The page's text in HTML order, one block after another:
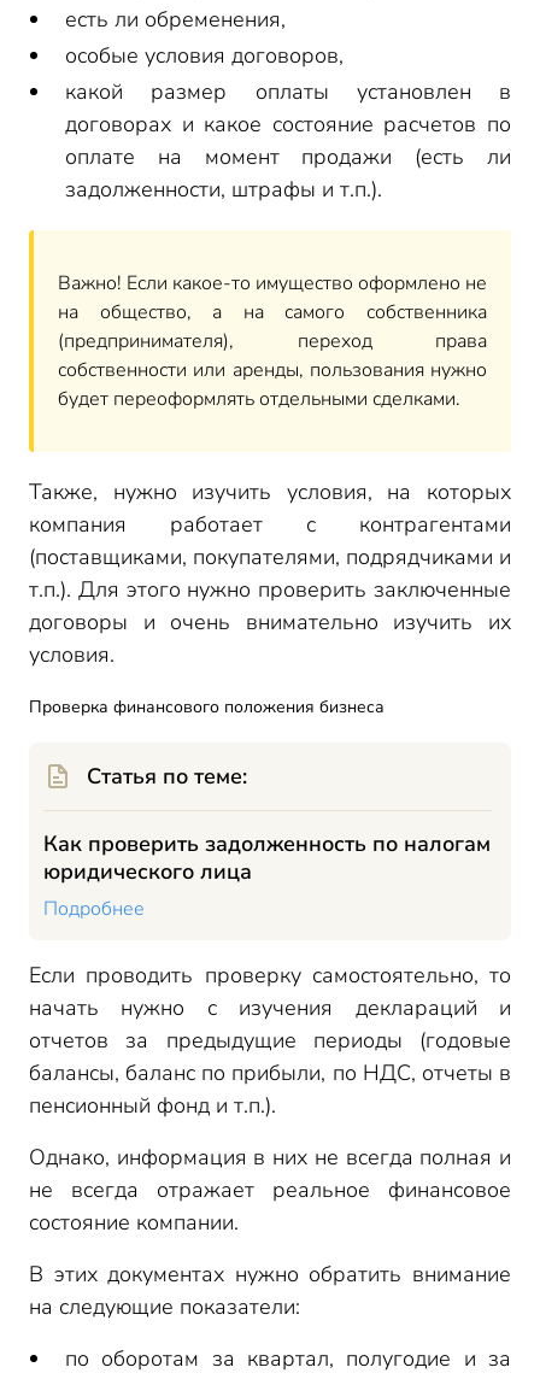
есть ли обременения,
особые условия договоров,
какой размер оплаты установлен в
договорах и какое состояние расчетов по
оплате на момент продажи (есть ли
задолженности, штрафы и т.п.).
Важно! Если какое-то имущество оформлено не
на общество, а на самого собственника
(предпринимателя), переход права
собственности или аренды, пользования нужно
будет переоформлять отдельными сделками.
Также, нужно изучить условия, на которых
компания работает с контрагентами
(поставщиками, покупателями, подрядчиками и
т.п.). Для этого нужно проверить заключенные
договоры и очень внимательно изучить их
условия.
Проверка финансового положения бизнеса
Статья по теме:
Как проверить задолженность по налогам
юридического лица
Подробнее
Если проводить проверку самостоятельно, то
начать нужно с изучения деклараций и
отчетов за предыдущие периоды (годовые
балансы, баланс по прибыли, по НДС, отчеты в
пенсионный фонд и т.п.).
Однако, информация в них не всегда полная и
не всегда отражает реальное финансовое
состояние компании.
В этих документах нужно обратить внимание
на следующие показатели:
по оборотам за квартал, полугодие и за